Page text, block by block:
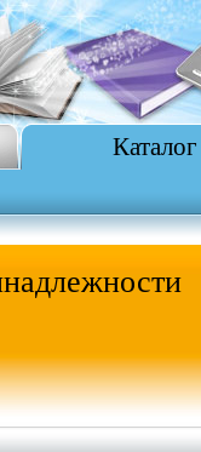
Каталог